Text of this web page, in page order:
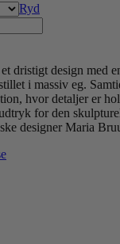
Ryd
et dristigt design med
i massiv eg.
hvor detaljer er
for den
designer Maria